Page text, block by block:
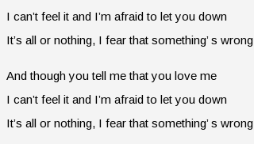
I can’t feel it and I’m afraid to let you down
It’s all or nothing, I fear that something’ s wrong
And though you tell me that you love me
I can’t feel it and I’m afraid to let you down
It’s all or nothing, I fear that something’ s wrong